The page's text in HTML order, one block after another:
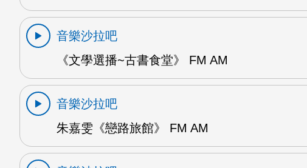
音樂沙拉吧
《文學選播~古書食堂》 FM AM
音樂沙拉吧
朱嘉雯《戀路旅館》 FM AM